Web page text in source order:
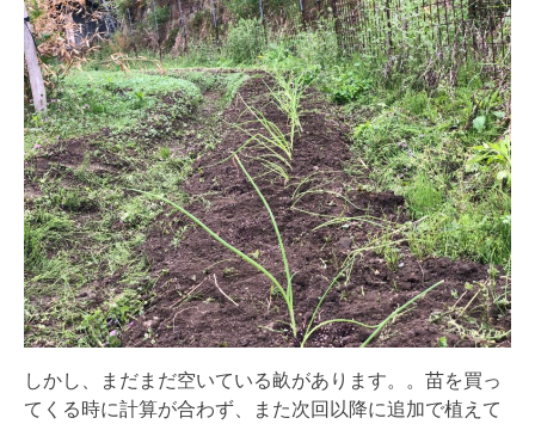
しかし、まだまだ空いている畝があります。。苗を買っ
てくる時に計算が合わず、また次回以降に追加で植えて